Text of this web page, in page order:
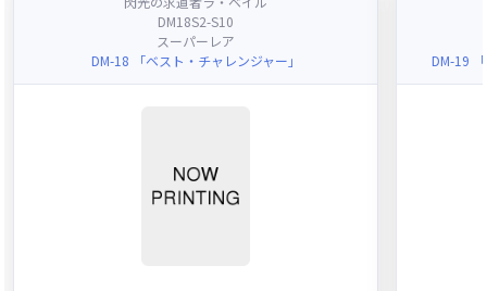
DM18S2-S10
スーパーレア
DM-18 「ベスト・チャレンジャー」
DM-19